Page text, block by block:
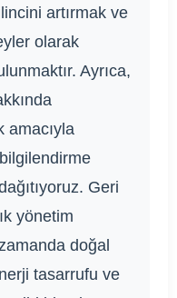
artırmak ve
olarak
Ayrıca,
amacıyla
Geri
yönetim
doğal
tasarrufu ve